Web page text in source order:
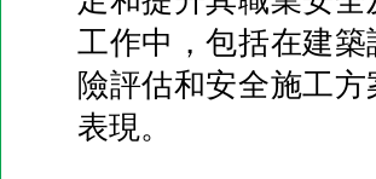
工作中，包括在建
險評估和安全施工
表現。